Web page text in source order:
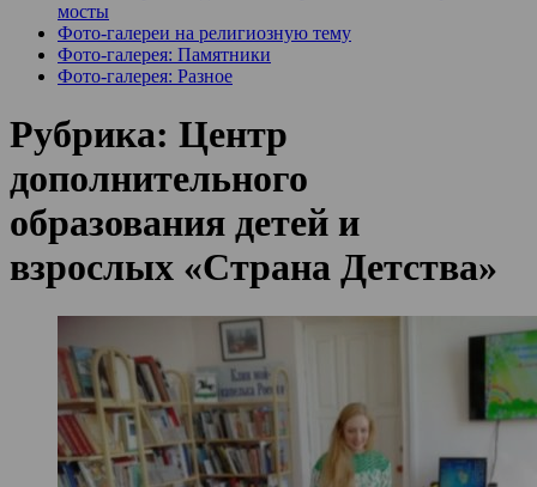
мосты
Фото-галереи на религиозную тему
Фото-галерея: Памятники
Фото-галерея: Разное
Рубрика: Центр
дополнительного
образования детей и
взрослых «Страна Детства»